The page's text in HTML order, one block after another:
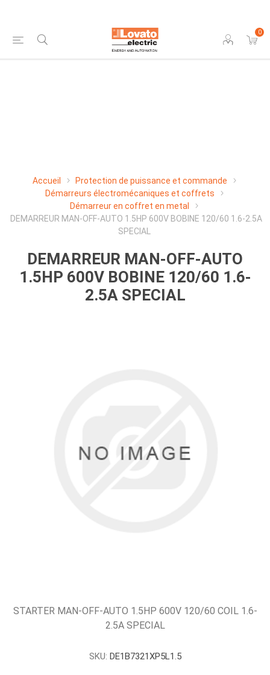
0
Accueil
Protection de puissance et commande
Démarreurs électromécaniques et coffrets
Démarreur en coffret en metal
DEMARREUR MAN-OFF-AUTO 1.5HP 600V BOBINE 120/60 1.6-2.5A
SPECIAL
DEMARREUR MAN-OFF-AUTO
1.5HP 600V BOBINE 120/60 1.6-
2.5A SPECIAL
STARTER MAN-OFF-AUTO 1.5HP 600V 120/60 COIL 1.6-
2.5A SPECIAL
SKU: DE1B7321XP5L1.5